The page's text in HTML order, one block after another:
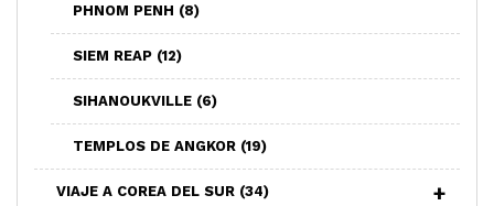
PHNOM PENH (8)
SIEM REAP (12)
SIHANOUKVILLE (6)
TEMPLOS DE ANGKOR (19)
VIAJE A COREA DEL SUR (34)